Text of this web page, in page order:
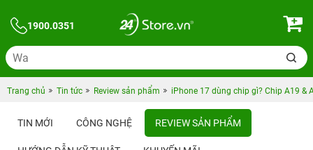
1900.0351
Trang chủ Tin tức Review sản phẩm iPhone 17 dùng chip gì? Chip A19
TIN MỚI CÔNG NGHỆ REVIEW SẢN PHẨM